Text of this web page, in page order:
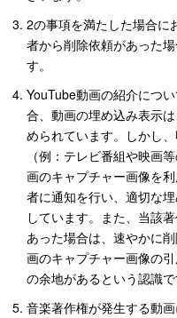
2の事項を満たした場合に
者から削除依頼があった
す。
YouTube動画の紹介につ
合、動画の埋め込み表示
められています。しかし
（例：テレビ番組や映画
画のキャプチャー画像を
者に通知を行い、適切な
しています。また、当該
あった場合は、速やかに
画のキャプチャー画像の
の余地があるという認識で
音楽著作権が発生する動